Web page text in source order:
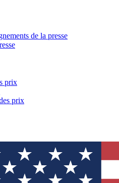
de la presse
prix
prix